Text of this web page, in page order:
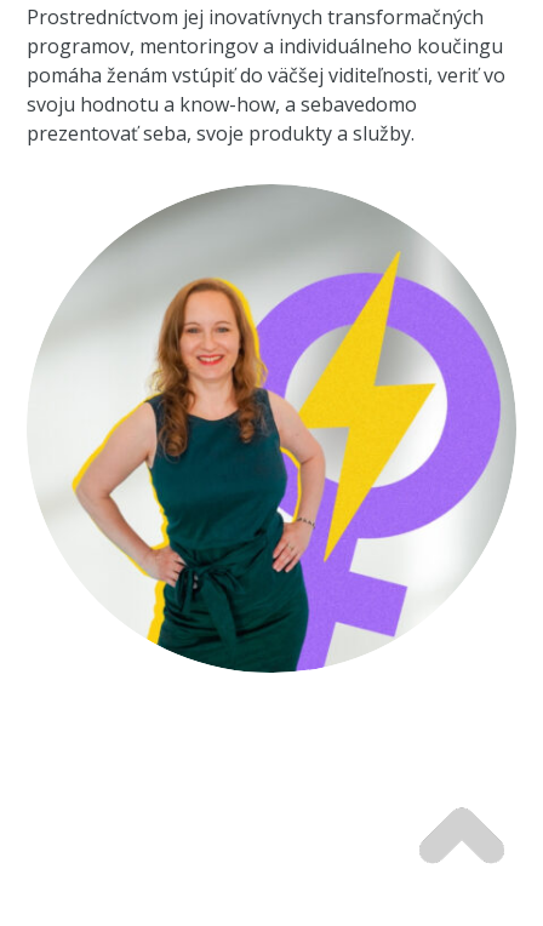
Prostredníctvom jej inovatívnych transformačných
programov, mentoringov a individuálneho koučingu
pomáha ženám vstúpiť do väčšej viditeľnosti, veriť vo
svoju hodnotu a know-how, a sebavedomo
prezentovať seba, svoje produkty a služby.